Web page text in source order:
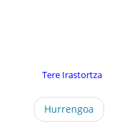
Tere Irastortza
Hurrengoa